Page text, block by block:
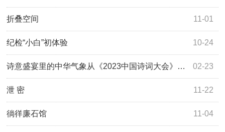
11-01
折叠空间
10-24
纪检“小白”初体验
02-23
诗意盛宴里的中华气象从《2023中国诗词大会》品读生生不息的文化力量
11-22
泄 密
11-04
徜徉廉石馆